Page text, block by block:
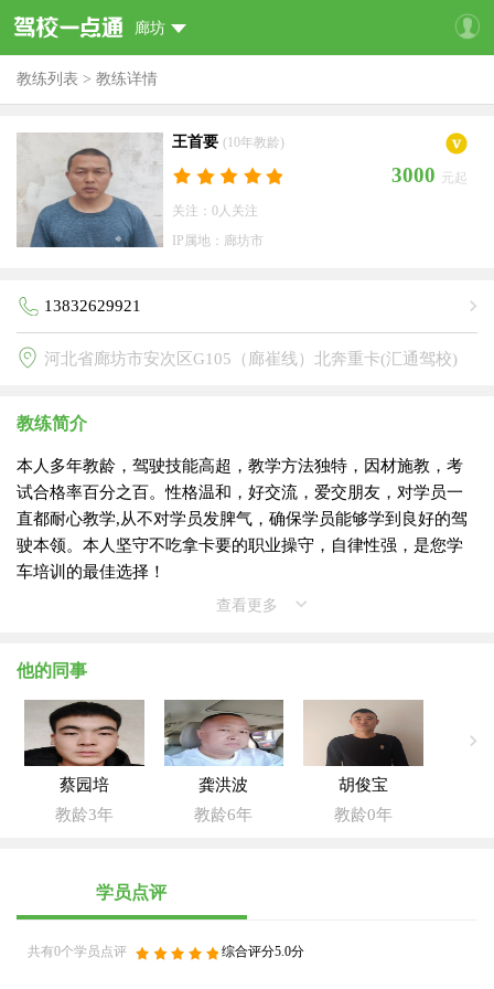
廊坊
教练列表 > 教练详情
王首要 (10年教龄)
3000 元起
关注：0人关注
IP属地：廊坊市
13832629921
河北省廊坊市安次区G105（廊崔线）北奔重卡(汇通驾校)
教练简介
本人多年教龄，驾驶技能高超，教学方法独特，因材施教，考
试合格率百分之百。性格温和，好交流，爱交朋友，对学员一
直都耐心教学,从不对学员发脾气，确保学员能够学到良好的驾
驶本领。本人坚守不吃拿卡要的职业操守，自律性强，是您学
车培训的最佳选择！
查看更多
他的同事
蔡园培
教龄3年
龚洪波
教龄6年
胡俊宝
教龄0年
学员点评
共有0个学员点评 综合评分5.0分